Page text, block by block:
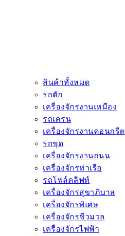
สินค้าทั้งหมด
รถตัก
เครื่องจักรงานเหมือง
รถเครน
เครื่องจักรงานคอนกรีต
รถขุด
เครื่องจักรงานถนน
เครื่องจักรท่าเรือ
รถโฟล์คลิฟท์
เครื่องจักรสุขาภิบาล
เครื่องจักรพิเศษ
เครื่องจักรชีวมวล
เครื่องจักรไฟฟ้า